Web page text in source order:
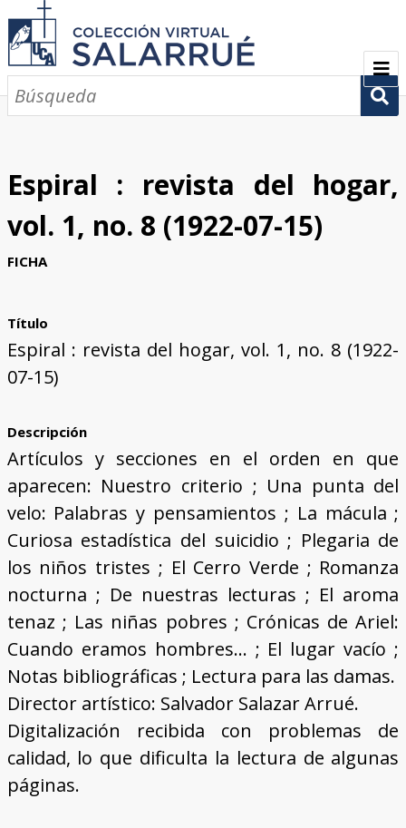
PRESENTACIÓN
CRONOLOGÍA
CONTACTOS
Espiral : revista del hogar,
vol. 1, no. 8 (1922-07-15)
FICHA
Título
Espiral : revista del hogar, vol. 1, no. 8 (1922-
07-15)
Descripción
Artículos y secciones en el orden en que
aparecen: Nuestro criterio ; Una punta del
velo: Palabras y pensamientos ; La mácula ;
Curiosa estadística del suicidio ; Plegaria de
los niños tristes ; El Cerro Verde ; Romanza
nocturna ; De nuestras lecturas ; El aroma
tenaz ; Las niñas pobres ; Crónicas de Ariel:
Cuando eramos hombres... ; El lugar vacío ;
Notas bibliográficas ; Lectura para las damas.
Director artístico: Salvador Salazar Arrué.
Digitalización recibida con problemas de
calidad, lo que dificulta la lectura de algunas
páginas.